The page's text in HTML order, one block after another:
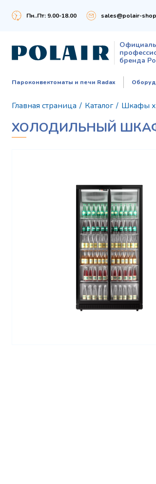
Пн..Пт: 9.00-18.00 sales@polair-
бренда
Пароконвектоматы и печи Radax
Главная страница / Каталог / Шкафы
ХОЛОДИЛЬНЫЙ ШКАФ